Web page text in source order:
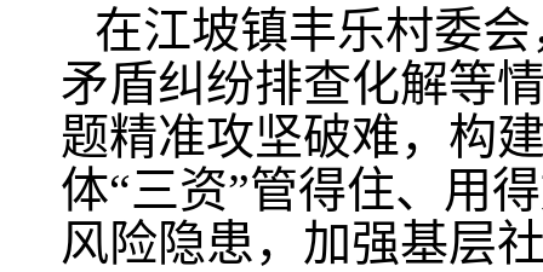
在江坡镇丰乐村委
矛盾纠纷排查化解等
题精准攻坚破难，构
体“三资”管得住、用
风险隐患，加强基层